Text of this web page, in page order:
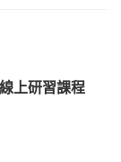
上研習課程